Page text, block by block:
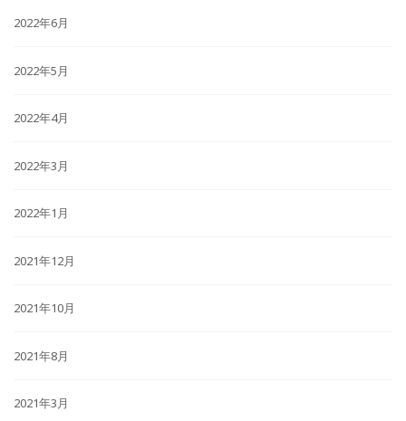
2022年6月
2022年5月
2022年4月
2022年3月
2022年1月
2021年12月
2021年10月
2021年8月
2021年3月